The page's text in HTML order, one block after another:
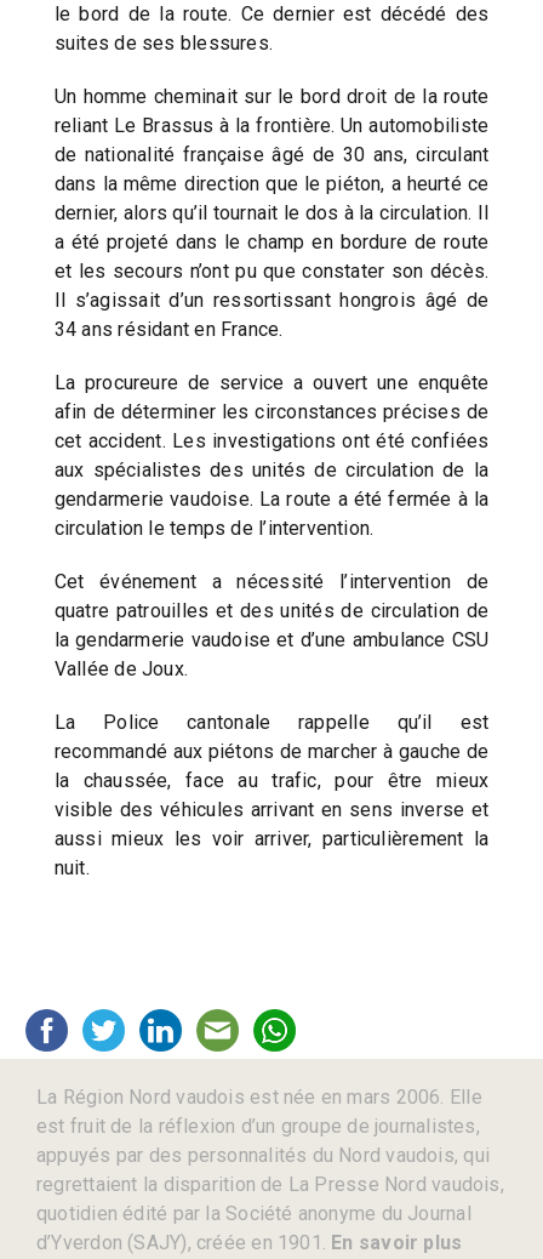
le bord de la route. Ce dernier est décédé des
suites de ses blessures.
Un homme cheminait sur le bord droit de la route
reliant Le Brassus à la frontière. Un automobiliste
de nationalité française âgé de 30 ans, circulant
dans la même direction que le piéton, a heurté ce
dernier, alors qu’il tournait le dos à la circulation. Il
a été projeté dans le champ en bordure de route
et les secours n’ont pu que constater son décès.
Il s’agissait d’un ressortissant hongrois âgé de
34 ans résidant en France.
La procureure de service a ouvert une enquête
afin de déterminer les circonstances précises de
cet accident. Les investigations ont été confiées
aux spécialistes des unités de circulation de la
gendarmerie vaudoise. La route a été fermée à la
circulation le temps de l’intervention.
Cet événement a nécessité l’intervention de
quatre patrouilles et des unités de circulation de
la gendarmerie vaudoise et d’une ambulance CSU
Vallée de Joux.
La Police cantonale rappelle qu’il est
recommandé aux piétons de marcher à gauche de
la chaussée, face au trafic, pour être mieux
visible des véhicules arrivant en sens inverse et
aussi mieux les voir arriver, particulièrement la
nuit.
La Région Nord vaudois est née en mars 2006. Elle
est fruit de la réflexion d’un groupe de journalistes,
appuyés par des personnalités du Nord vaudois, qui
regrettaient la disparition de La Presse Nord vaudois,
quotidien édité par la Société anonyme du Journal
d’Yverdon (SAJY), créée en 1901. En savoir plus